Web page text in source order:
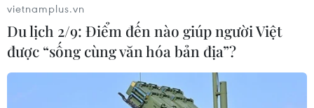
vietnamplus.vn
Du lịch 2/9: Điểm đến nào giúp người Việt
được “sống cùng văn hóa bản địa”?